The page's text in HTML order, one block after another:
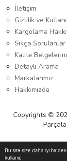
Bu site size daha iyi bir
kullanır.
Anasayfa
İletişim
Gizlilik ve
Kargolama
Sıkça Sorulanlar
Kalite
Detaylı Arama
Markalarımız
Hakkımızda
Copyrights ©